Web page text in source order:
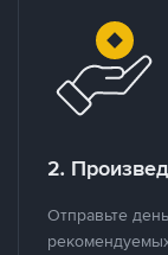
2.
Отправьте